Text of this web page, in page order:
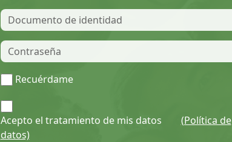
Recuérdame
Acepto el tratamiento de mis datos (Política de
datos)